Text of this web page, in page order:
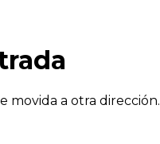
movida a otra dirección.